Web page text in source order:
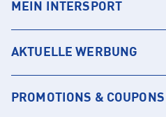
MEIN INTERSPORT
AKTUELLE WERBUNG
PROMOTIONS & COUPONS